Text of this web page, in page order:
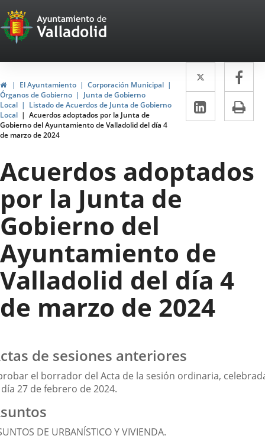
Portal
Web
del
Ayuntamiento
de
Valladolid
InicioEl Ayuntamiento
Corporación Municipal
Órganos de Gobierno
Junta de Gobierno
Local
Listado de Acuerdos de Junta de Gobierno
Local
Acuerdos adoptados por la Junta de
Gobierno del Ayuntamiento de Valladolid del día 4
de marzo de 2024
Twitter
Enlace
a
una
a
LinkedIn
Enlace
a
externa.
Acuerdos adoptados
por la Junta de
Gobierno del
Ayuntamiento de
Valladolid del día 4
de marzo de 2024
de sesiones anteriores
el borrador del Acta de la sesión ordinaria,
27 de febrero de 2024.
DE URBANÍSTICO Y VIVIENDA.